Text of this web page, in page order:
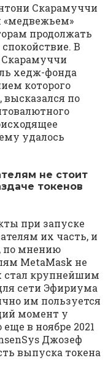
Скарамуччи
«медвежьем»
продолжать
В
Скарамуччи
хедж-фонда
которого
высказался по
удалось
не стоит
токенов
при запуске
их часть, и
по мнению
MetaMask не
стал крупнейшим
сети Эфириума
им пользуется
момент у
в ноябре 2021
Джозеф
выпуска токена